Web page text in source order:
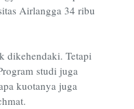
Airlangga 34 ribu
dikehendaki. Tetapi
studi juga
kuotanya juga